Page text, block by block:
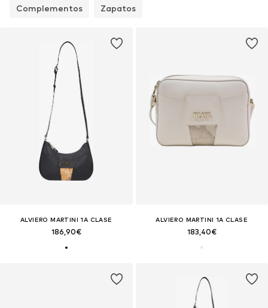
Complementos Zapatos
ALVIERO MARTINI 1A CLASE
186,90€
ALVIERO MARTINI 1A CLASE
183,40€